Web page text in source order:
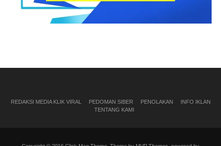
REDAKSI MEDIA KLIK VIRAL PEDOMAN SIBER PENOLAKAN
INFO IKLAN
TENTANG KAMI